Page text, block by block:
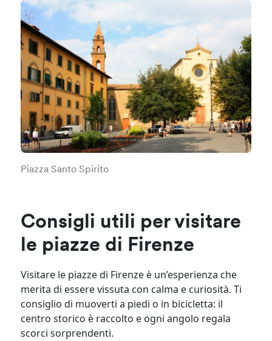
Piazza Santo Spirito
Consigli utili per visitare
le piazze di Firenze
Visitare le piazze di Firenze è un’esperienza che
merita di essere vissuta con calma e curiosità. Ti
consiglio di muoverti a piedi o in bicicletta: il
centro storico è raccolto e ogni angolo regala
scorci sorprendenti.